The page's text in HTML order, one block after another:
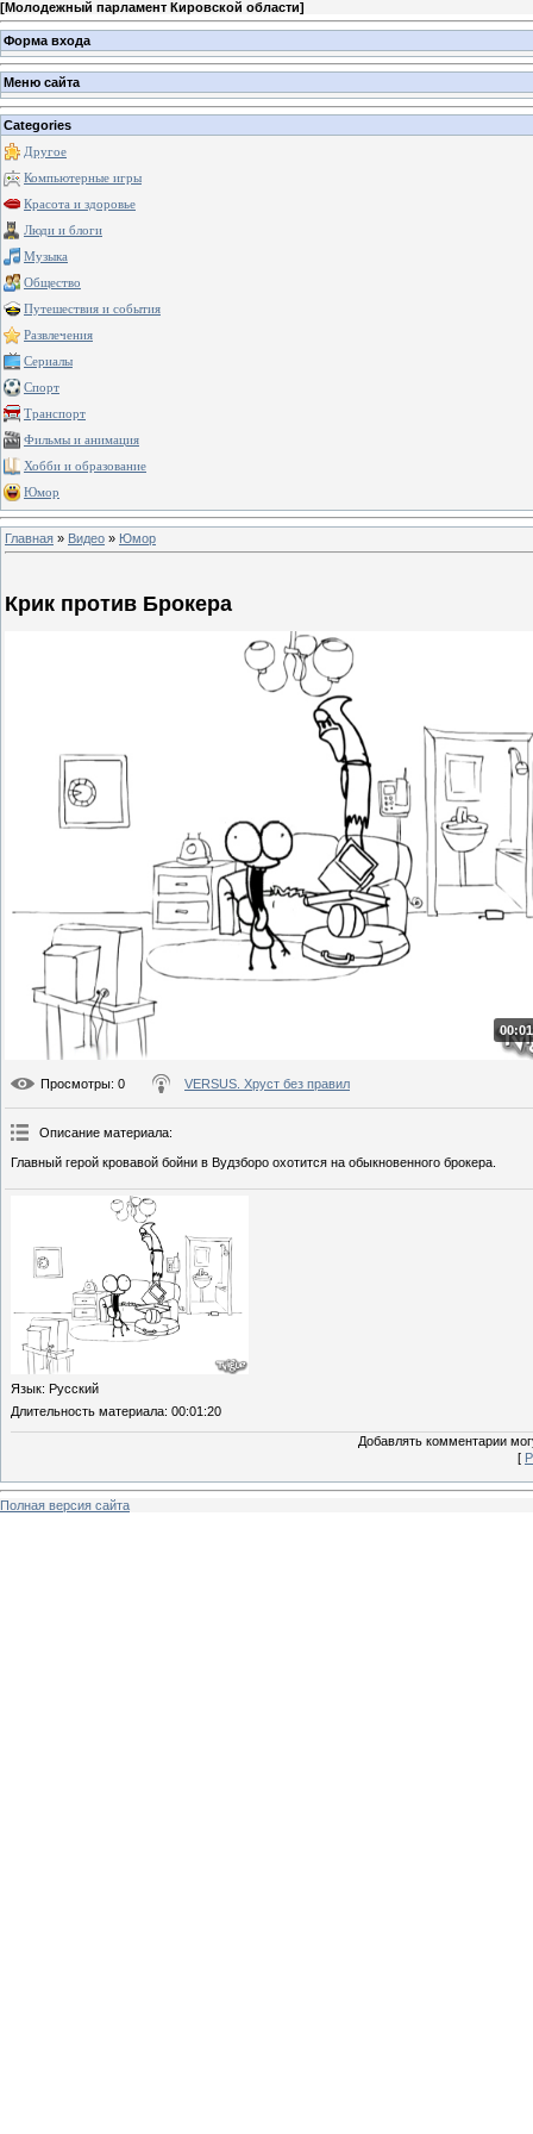
[Молодежный парламент Кировской области]
Форма входа
Меню сайта
Categories
Другое
Компьютерные игры
Красота и здоровье
Люди и блоги
Музыка
Общество
Путешествия и события
Развлечения
Сериалы
Спорт
Транспорт
Фильмы и анимация
Хобби и образование
Юмор
Главная » Видео » Юмор
Крик против Брокера
Просмотры: 0 VERSUS. Хруст без правил
Описание материала:
Главный герой кровавой бойни в Вудзборо охотится на обыкновенного брокера.
Язык: Русский
Длительность материала: 00:01:20
Добавлять комментарии
[
Полная версия сайта